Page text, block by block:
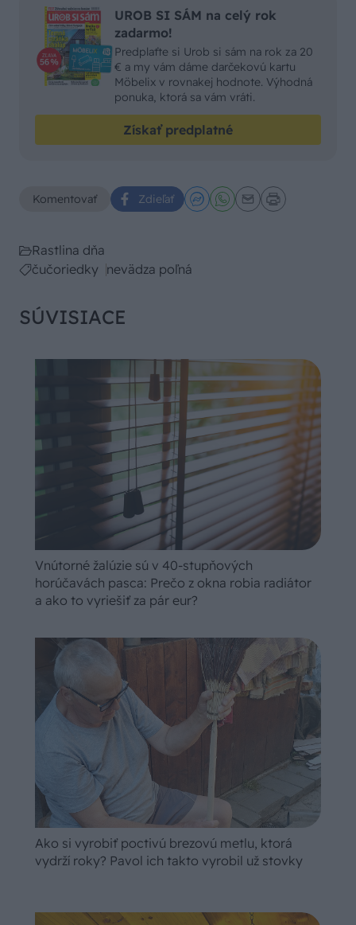
UROB SI SÁM na celý rok
zadarmo!
Predplaťte si Urob si sám na rok za 20
€ a my vám dáme darčekovú kartu
Möbelix v rovnakej hodnote. Výhodná
ponuka, ktorá sa vám vráti.
Získať predplatné
Komentovať Zdieľať
Rastlina dňa
čučoriedky nevädza poľná
SÚVISIACE
Vnútorné žalúzie sú v 40-stupňových
horúčavách pasca: Prečo z okna robia radiátor
a ako to vyriešiť za pár eur?
Ako si vyrobiť poctivú brezovú metlu, ktorá
vydrží roky? Pavol ich takto vyrobil už stovky